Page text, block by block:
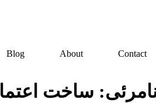
Blog About Contact
ساخت